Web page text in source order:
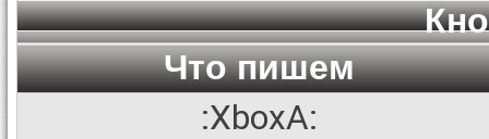
Что пишем
:XboxA: